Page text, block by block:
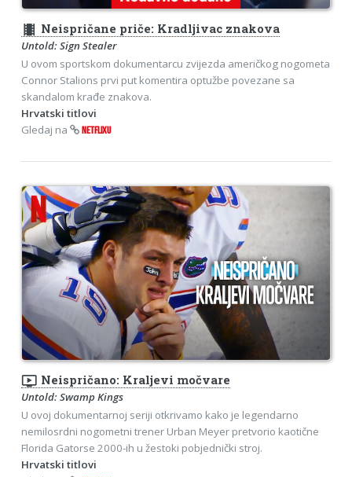
theaters Neispričane priče: Kradljivac znakova
Untold: Sign Stealer
U ovom sportskom dokumentarcu zvijezda američkog nogometa
Connor Stalions prvi put komentira optužbe povezane sa
skandalom krađe znakova.
Hrvatski titlovi
Gledaj na
NETFLIXU
ondemand_video Neispričano: Kraljevi močvare
Untold: Swamp Kings
U ovoj dokumentarnoj seriji otkrivamo kako je legendarno
nemilosrdni nogometni trener Urban Meyer pretvorio kaotične
Florida Gatorse 2000-ih u žestoki pobjednički stroj.
Hrvatski titlovi